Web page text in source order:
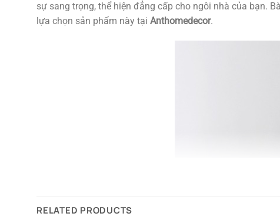
sự sang trọng, thể hiện đẳng cấp cho ngôi nhà của bạn.
lựa chọn sản phẩm này tại Anthomedecor.
RELATED PRODUCTS